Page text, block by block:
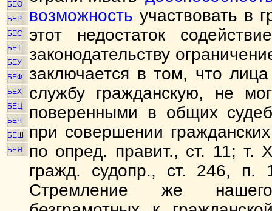
БЕО
БЕР
БЕС
БЕТ
БЕУ
БЕФ
БЕХ
БЕЦ
БЕЧ
БЕШ
БЕЯ
возможность участвовать в
этот недостаток
законодательству
заключается в том, что
службу гражданскую, не
поверенными в общих
при совершении
по опред. правит., ст. 11;
гражд. судопр., ст. 246,
Стремление же нашего